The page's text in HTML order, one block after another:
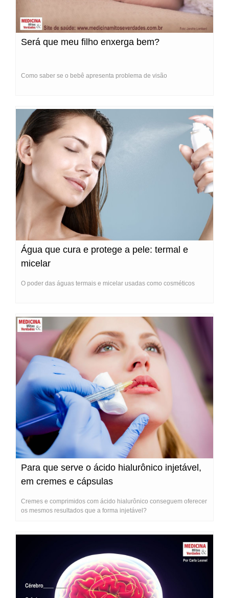
Será que meu filho enxerga bem?
Como saber se o bebê apresenta problema de visão
Água que cura e protege a pele: termal e
micelar
O poder das águas termais e micelar usadas como cosméticos
Para que serve o ácido hialurônico injetável,
em cremes e cápsulas
Cremes e comprimidos com ácido hialurônico conseguem oferecer
os mesmos resultados que a forma injetável?